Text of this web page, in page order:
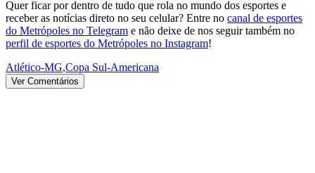
Quer ficar por dentro de tudo que rola no mundo dos esportes e
receber as notícias direto no seu celular? Entre no canal de esportes
do Metrópoles no Telegram e não deixe de nos seguir também no
perfil de esportes do Metrópoles no Instagram!
Atlético-MG,Copa Sul-Americana
Ver Comentários